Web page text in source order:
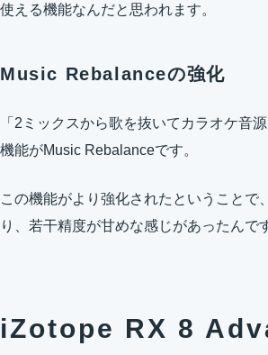
使える機能なんだと思われます。
Music Rebalanceの強化
「2ミックスから歌を抜いてカラオケ音
機能がMusic Rebalanceです。
この機能がより強化されたということで
り、若干精度が甘めな感じがあったんで
iZotope RX 8